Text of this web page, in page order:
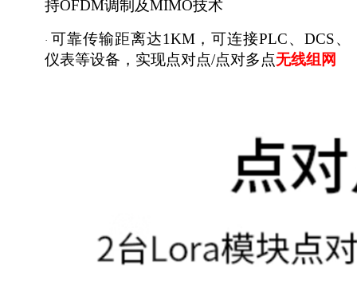
持OFDM调制及MIMO技术
· 可靠传输距离达1KM，可连接PLC、DCS、
仪表等设备，实现点对点/点对多点无线组网